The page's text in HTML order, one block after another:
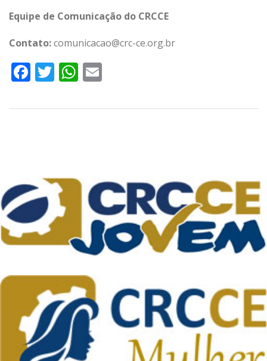
Equipe de Comunicação do CRCCE
Contato:comunicacao@crc-ce.org.br
Facebook
TwitterWhatsApp